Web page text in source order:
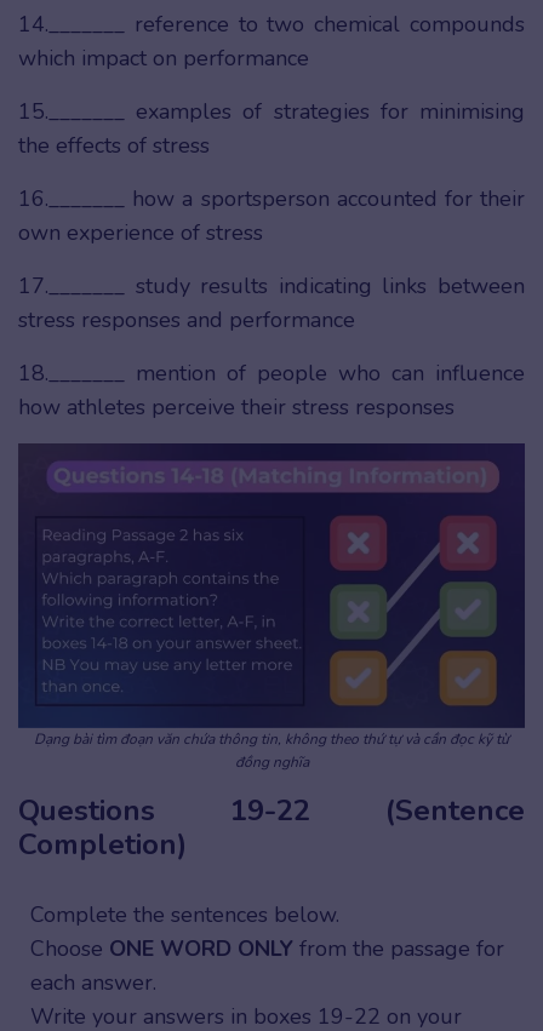
14._______ reference to two chemical compounds
which impact on performance
15._______ examples of strategies for minimising
the effects of stress
16._______ how a sportsperson accounted for their
own experience of stress
17._______ study results indicating links between
stress responses and performance
18._______ mention of people who can influence
how athletes perceive their stress responses
Dạng bài tìm đoạn văn chứa thông tin, không theo thứ tự và cần đọc kỹ từ
đồng nghĩa
Questions 19-22 (Sentence
Completion)
Complete the sentences below.
Choose ONE WORD ONLY from the passage for
each answer.
Write your answers in boxes 19-22 on your